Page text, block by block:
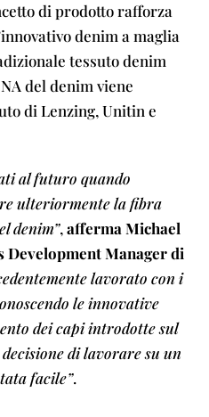
di prodotto rafforza
denim a maglia
tessuto denim
del denim viene
di Lenzing, Unitin e
al futuro quando
ulteriormente la fibra
denim”,afferma Michael
Development Manager di
lavorato con i
le innovative
dei capi introdotte sul
di lavorare su un
facile”.